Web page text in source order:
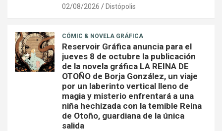
02/08/2026 Distópolis
CÓMIC & NOVELA GRÁFICA
Reservoir Gráfica anuncia para el
jueves 8 de octubre la publicación
de la novela gráfica LA REINA DE
OTOÑO de Borja González, un viaje
por un laberinto vertical lleno de
magia y misterio enfrentará a una
niña hechizada con la temible Reina
de Otoño, guardiana de la única
salida